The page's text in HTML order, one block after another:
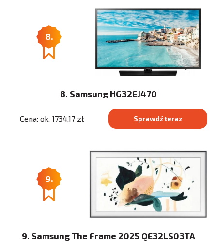
8.
8. Samsung HG32EJ470
Cena: ok. 1734,17 zł Sprawdź teraz
9.
9. Samsung The Frame 2025 QE32LS03TA